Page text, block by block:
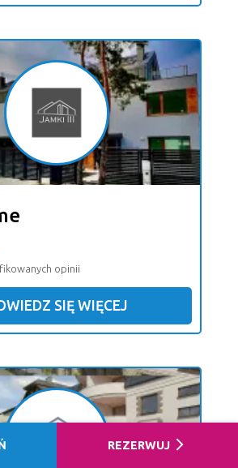
opinii
SIĘ WIĘCEJ
REZERWUJ arrow_forward_ios